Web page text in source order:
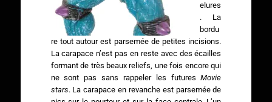
elures
. La
bordu
re tout autour est parsemée de petites incisions.
La carapace n’est pas en reste avec des écailles
formant de très beaux reliefs, une fois encore qui
ne sont pas sans rappeler les futuresMovie
stars. La carapace en revanche est parsemée de